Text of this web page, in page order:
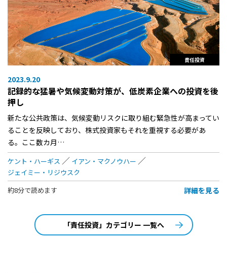
責任投資
2023.9.20
記録的な猛暑や気候変動対策が、低炭素企業への投資を後
押し
新たな公共政策は、気候変動リスクに取り組む緊急性が高まってい
ることを反映しており、株式投資家もそれを重視する必要があ
る。ここ数カ月…
ケント・ハーギス
イアン・マクノウハー
ジェイミー・リジウスク
約8分で読めます
詳細を見る
「責任投資」カテゴリー 一覧へ